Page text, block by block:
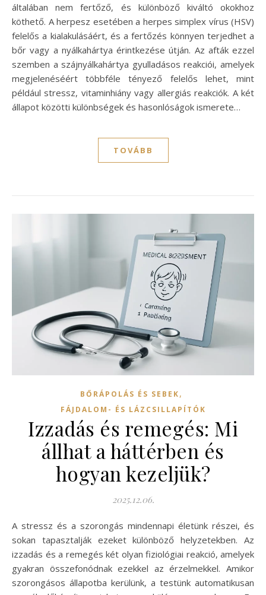
általában nem fertőző, és különböző kiváltó okokhoz
köthető. A herpesz esetében a herpes simplex vírus (HSV)
felelős a kialakulásáért, és a fertőzés könnyen terjedhet a
bőr vagy a nyálkahártya érintkezése útján. Az afták ezzel
szemben a szájnyálkahártya gyulladásos reakciói, amelyek
megjelenéséért többféle tényező felelős lehet, mint
például stressz, vitaminhiány vagy allergiás reakciók. A két
állapot közötti különbségek és hasonlóságok ismerete…
TOVÁBB
BŐRÁPOLÁS ÉS SEBEK,
FÁJDALOM- ÉS LÁZCSILLAPÍTÓK
Izzadás és remegés: Mi
állhat a háttérben és
hogyan kezeljük?
2025.12.06.
A stressz és a szorongás mindennapi életünk részei, és
sokan tapasztalják ezeket különböző helyzetekben. Az
izzadás és a remegés két olyan fiziológiai reakció, amelyek
gyakran összefonódnak ezekkel az érzelmekkel. Amikor
szorongásos állapotba kerülünk, a testünk automatikusan